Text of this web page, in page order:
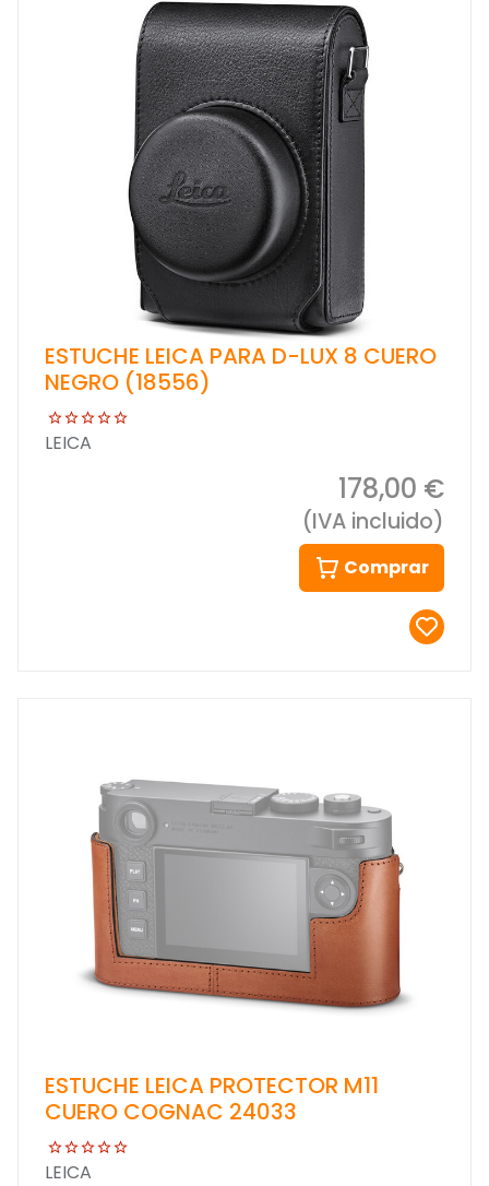
ESTUCHE LEICA PARA D-LUX 8 CUERO
NEGRO (18556)
LEICA
178,00 €
(IVA incluido)
Comprar
ESTUCHE LEICA PROTECTOR M11
CUERO COGNAC 24033
LEICA